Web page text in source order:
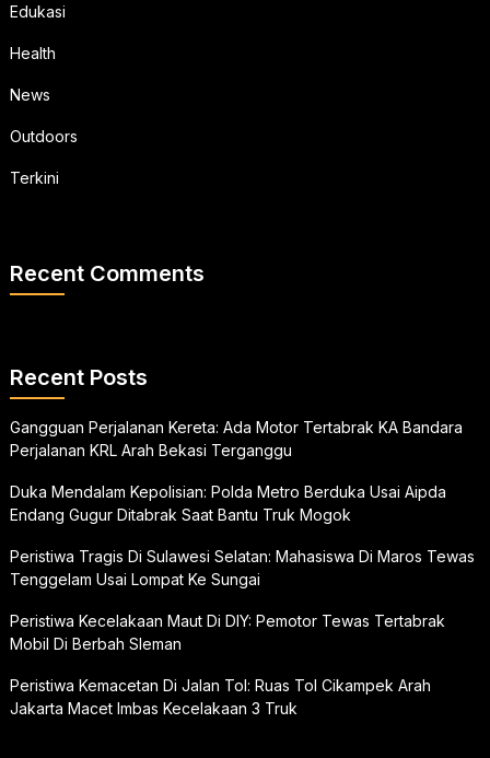
Edukasi
Health
News
Outdoors
Terkini
Recent Comments
Recent Posts
Gangguan Perjalanan Kereta: Ada Motor Tertabrak KA Bandara
Perjalanan KRL Arah Bekasi Terganggu
Duka Mendalam Kepolisian: Polda Metro Berduka Usai Aipda
Endang Gugur Ditabrak Saat Bantu Truk Mogok
Peristiwa Tragis Di Sulawesi Selatan: Mahasiswa Di Maros Tewas
Tenggelam Usai Lompat Ke Sungai
Peristiwa Kecelakaan Maut Di DIY: Pemotor Tewas Tertabrak
Mobil Di Berbah Sleman
Peristiwa Kemacetan Di Jalan Tol: Ruas Tol Cikampek Arah
Jakarta Macet Imbas Kecelakaan 3 Truk